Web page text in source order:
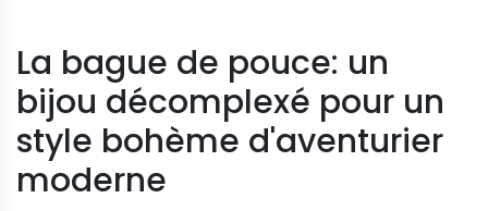
La bague de pouce: un
bijou décomplexé pour un
style bohème d'aventurier
moderne